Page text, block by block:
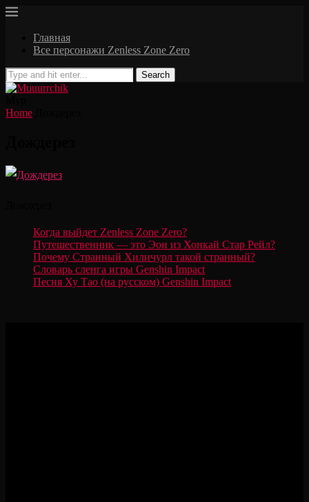
Главная
Все персонажи Zenless Zone Zero
Search
Home
Когда выйдет Zenless Zone Zero?
Путешественник — это Эон из Хонкай Стар Рейл?
Почему Странный Хиличурл такой странный?
Словарь сленга игры Genshin Impact
Песня Ху Тао (на русском) Genshin Impact